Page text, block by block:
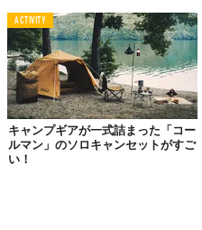
TABI
この世界は、も
ACTIVITY
キャンプギアが一式詰まった「コー
ルマン」のソロキャンセットがすご
い！